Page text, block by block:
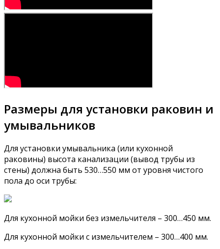
Размеры для установки раковин и
умывальников
Для установки умывальника (или кухонной
раковины) высота канализации (вывод трубы из
стены) должна быть 530…550 мм от уровня чистого
пола до оси трубы:
Для кухонной мойки без измельчителя – 300…450 мм.
Для кухонной мойки с измельчителем – 300…400 мм.